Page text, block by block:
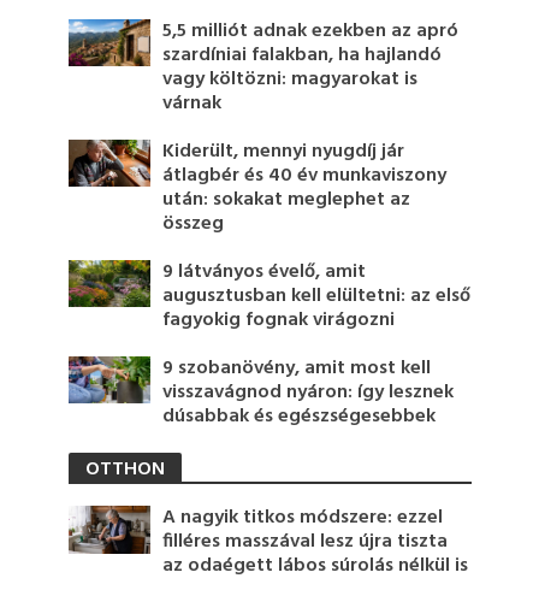
5,5 milliót adnak ezekben az apró
szardíniai falakban, ha hajlandó
vagy költözni: magyarokat is
várnak
Kiderült, mennyi nyugdíj jár
átlagbér és 40 év munkaviszony
után: sokakat meglephet az
összeg
9 látványos évelő, amit
augusztusban kell elültetni: az első
fagyokig fognak virágozni
9 szobanövény, amit most kell
visszavágnod nyáron: így lesznek
dúsabbak és egészségesebbek
OTTHON
A nagyik titkos módszere: ezzel
filléres masszával lesz újra tiszta
az odaégett lábos súrolás nélkül is